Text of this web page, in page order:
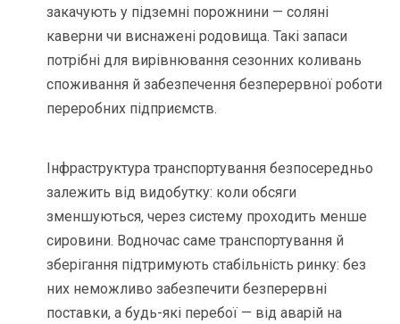
закачують у підземні порожнини — соляні
каверни чи виснажені родовища. Такі запаси
потрібні для вирівнювання сезонних коливань
споживання й забезпечення безперервної роботи
переробних підприємств.
Інфраструктура транспортування безпосередньо
залежить від видобутку: коли обсяги
зменшуються, через систему проходить менше
сировини. Водночас саме транспортування й
зберігання підтримують стабільність ринку: без
них неможливо забезпечити безперервні
поставки, а будь-які перебої — від аварій на